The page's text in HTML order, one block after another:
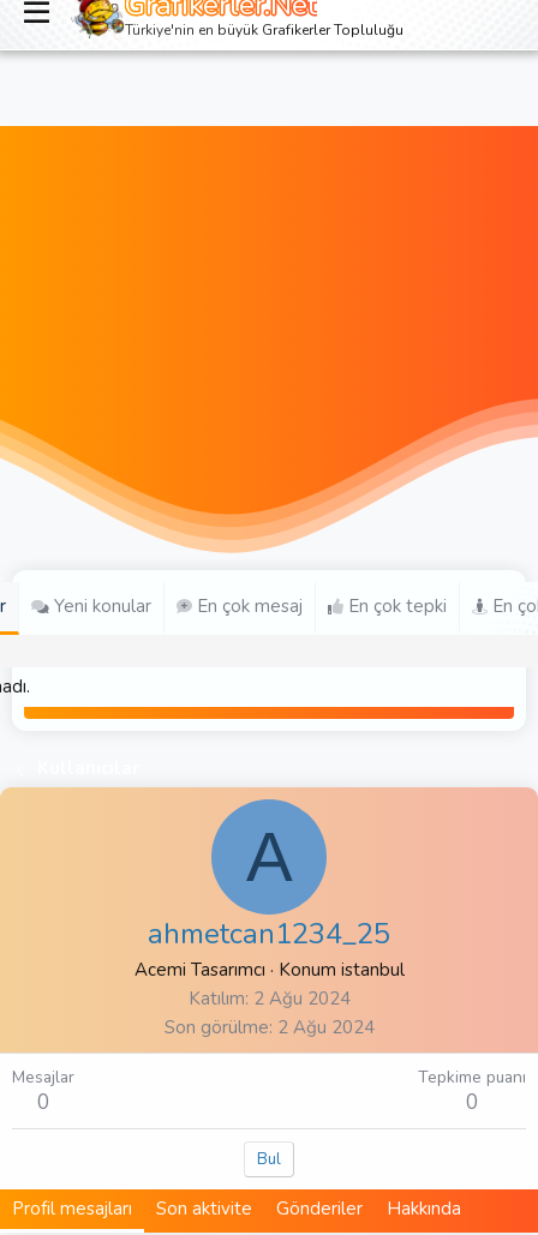
Giriş yap Kayıt ol
Türkiye'nin en büyük Grafikerler Topluluğu
Yeni konular En çok mesaj En çok tepki En
A
ahmetcan1234_25
Acemi Tasarımcı · Konum istanbul
Katılım 2 Ağu 2024
Son görülme 2 Ağu 2024
Mesajlar
0
Tepkime puanı
0
Bul
Profil mesajları Son aktivite Gönderiler Hakkında